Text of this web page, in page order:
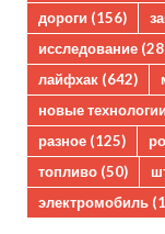
дороги (156)
исследование
лайфхак (642)
новые технологии
разное (125)
топливо (50)
электромобиль